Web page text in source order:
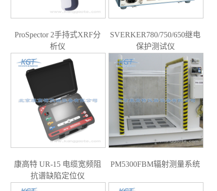
ProSpector 2手持式XRF分
析仪
SVERKER780/750/650继电
保护测试仪
康高特 UR-15 电缆宽频阻
抗谱缺陷定位仪
PM5300FBM辐射测量系统